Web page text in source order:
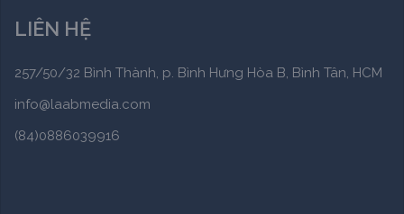
LIÊN HỆ
257/50/32 Bình Thành, p. Bình Hưng Hòa B, Bình Tân, HCM
info@laabmedia.com
(84)0886039916